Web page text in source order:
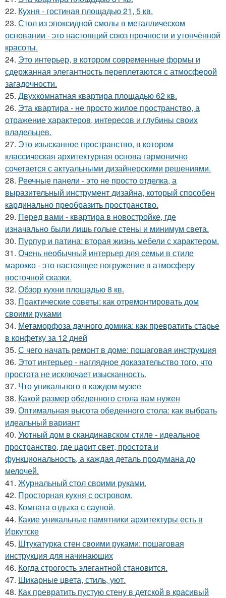
22. Кухня - гостиная площадью 21, 5 кв.
23. Стол из эпоксидной смолы в металлическом
основании - это настоящий союз прочности и утончённой
красоты.
24. Это интерьер, в котором современные формы и
сдержанная элегантность переплетаются с атмосферой
загадочности.
25. Двухкомнатная квартира площадью 62 кв.
26. Эта квартира - не просто жилое пространство, а
отражение характеров, интересов и глубины своих
владельцев.
27. Это изысканное пространство, в котором
классическая архитектурная основа гармонично
сочетается с актуальными дизайнерскими решениями.
28. Реечные панели - это не просто отделка, а
выразительный инструмент дизайна, который способен
кардинально преобразить пространство.
29. Перед вами - квартира в новостройке, где
изначально были лишь голые стены и минимум света.
30. Пурпур и патина: вторая жизнь мебели с характером.
31. Очень необычный интерьер для семьи в стиле
марокко - это настоящее погружение в атмосферу
восточной сказки.
32. Обзор кухни площадью 8 кв.
33. Практические советы: как отремонтировать дом
своими руками
34. Метаморфоза дачного домика: как превратить старье
в конфетку за 12 дней
35. С чего начать ремонт в доме: пошаговая инструкция
36. Этот интерьер - наглядное доказательство того, что
простота не исключает изысканность.
37. Что уникального в каждом музее
38. Какой размер обеденного стола вам нужен
39. Оптимальная высота обеденного стола: как выбрать
идеальный вариант
40. Уютный дом в скандинавском стиле - идеальное
пространство, где царит свет, простота и
функциональность, а каждая деталь продумана до
мелочей.
41. Журнальный стол своими руками.
42. Просторная кухня с островом.
43. Комната отдыха с сауной.
44. Какие уникальные памятники архитектуры есть в
Иркутске
45. Штукатурка стен своими руками: пошаговая
инструкция для начинающих
46. Когда строгость элегантной становится.
47. Шикарные цвета, стиль, уют.
48. Как превратить пустую стену в детской в красивый